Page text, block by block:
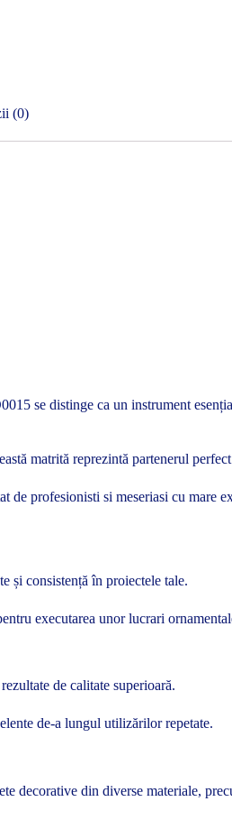
(0)
se distinge ca un instrument
matrită reprezintă partenerul
profesionisti si meseriasi cu mare
și consistență în proiectele tale.
executarea unor lucrari
de calitate superioară.
de-a lungul utilizărilor repetate.
decorative din diverse materiale,